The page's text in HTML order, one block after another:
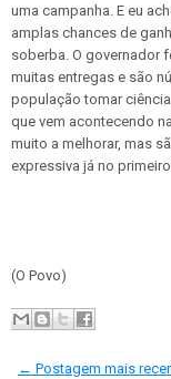
uma campanha. E eu
amplas chances de
soberba. O governador
muitas entregas e são
população tomar
que vem acontecendo
muito a melhorar, mas
expressiva já no
(O Povo)
← Postagem mais